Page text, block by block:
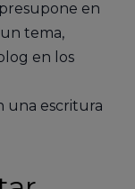
en
tema,
en los
una escritura